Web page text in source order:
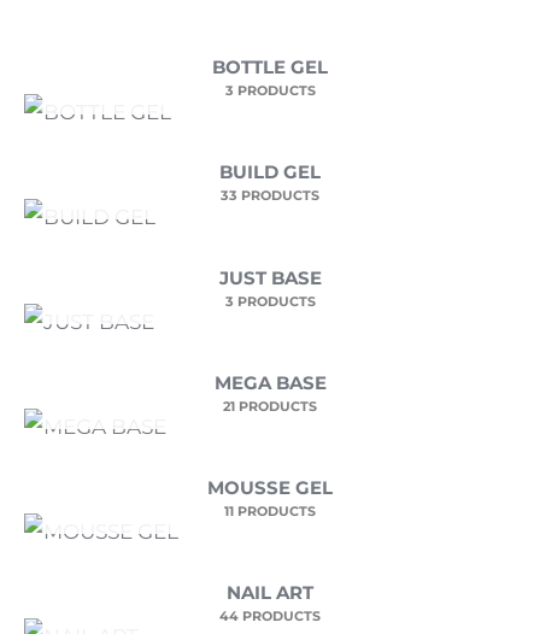
BOTTLE GEL
3 PRODUCTS
BUILD GEL
33 PRODUCTS
JUST BASE
3 PRODUCTS
MEGA BASE
21 PRODUCTS
MOUSSE GEL
11 PRODUCTS
NAIL ART
44 PRODUCTS